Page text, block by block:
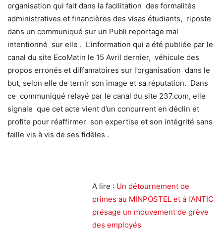
organisation qui fait dans la facilitation des formalités
administratives et financières des visas étudiants, riposte
dans un communiqué sur un Publi reportage mal
intentionné sur elle . L’information qui a été publiée par le
canal du site EcoMatin le 15 Avril dernier, véhicule des
propos erronés et diffamatoires sur l’organisation dans le
but, selon elle de ternir son image et sa réputation. Dans
ce communiqué relayé par le canal du site 237.com, elle
signale que cet acte vient d’un concurrent en déclin et
profite pour réaffirmer son expertise et son intégrité sans
faille vis à vis de ses fidèles .
A lire : Un détournement de
primes au MINPOSTEL et à l’ANTIC
présage un mouvement de grève
des employés